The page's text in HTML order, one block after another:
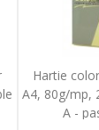
Hartie
A4, 80g/mp,
A -